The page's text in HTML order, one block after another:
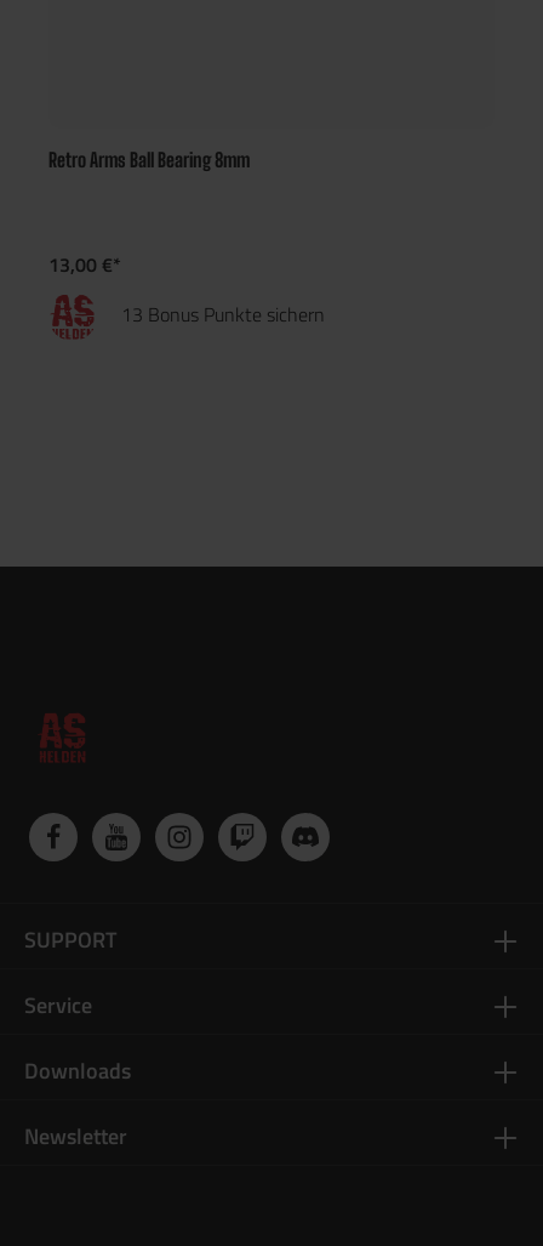
Retro Arms Ball Bearing 8mm
13,00 €*
13 Bonus Punkte sichern
Newsletter
SUPPORT
Service
Downloads